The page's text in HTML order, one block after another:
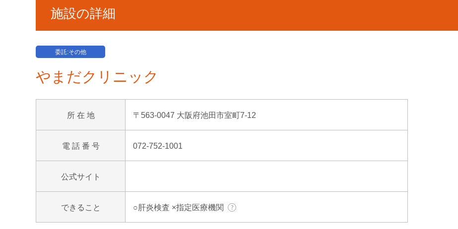
施設の詳細
委託:その他
やまだクリニック
所 在 地 〒563-0047 大阪府池田市室町7-12
電 話 番 号 072-752-1001
公式サイト
できること ○肝炎検査 ×指定医療機関